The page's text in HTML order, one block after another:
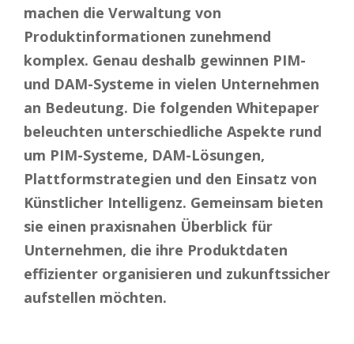
machen die Verwaltung von
Produktinformationen zunehmend
komplex. Genau deshalb gewinnen PIM-
und DAM-Systeme in vielen Unternehmen
an Bedeutung. Die folgenden Whitepaper
beleuchten unterschiedliche Aspekte rund
um PIM-Systeme, DAM-Lösungen,
Plattformstrategien und den Einsatz von
Künstlicher Intelligenz. Gemeinsam bieten
sie einen praxisnahen Überblick für
Unternehmen, die ihre Produktdaten
effizienter organisieren und zukunftssicher
aufstellen möchten.